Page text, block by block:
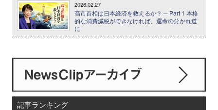
2026.02.27
高市首相は日本経済を救えるか？ ─ Part 1 本格
的な消費減税ができなければ、運命の分かれ道
に
記事ランキング